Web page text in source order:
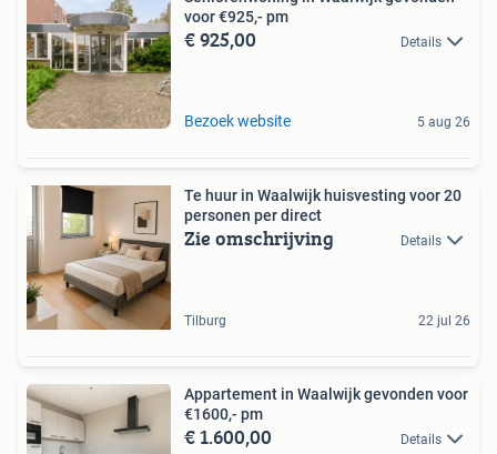
voor €925,- pm
€ 925,00 Details
Bezoek website 5 aug 26
Te huur in Waalwijk huisvesting voor 20
personen per direct
Zie omschrijving Details
Tilburg 22 jul 26
Appartement in Waalwijk gevonden voor
€1600,- pm
€ 1.600,00 Details